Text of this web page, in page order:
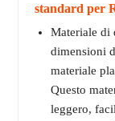
standard per
Materiale di
dimensioni
materiale
Questo
leggero,